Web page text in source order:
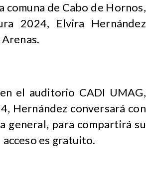
comuna de Cabo de Hornos,
2024, Elvira Hernández
el auditorio CADI UMAG,
Hernández conversará con
general, para compartirá su
acceso es gratuito.